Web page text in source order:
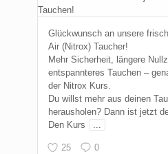
Glückwunsch an unsere
Air (Nitrox) Taucher!
Mehr Sicherheit, längere
entspannteres Tauchen –
der Nitrox Kurs.
Du willst mehr aus deinen
herausholen? Dann ist jetzt
Den Kurs
...
25 0